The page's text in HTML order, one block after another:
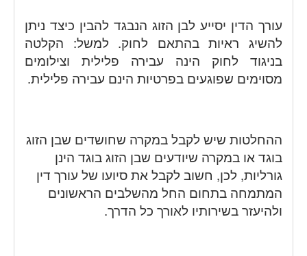
עורך הדין יסייע לבן הזוג הנבגד להבין כיצד ניתן
להשיג ראיות בהתאם לחוק. למשל: הקלטה
בניגוד לחוק הינה עבירה פלילית וצילומים
מסוימים שפוגעים בפרטיות הינם עבירה פלילית.
ההחלטות שיש לקבל במקרה שחושדים שבן הזוג
בוגד או במקרה שיודעים שבן הזוג בוגד הינן
גורליות, לכן, חשוב לקבל את סיועו של עורך דין
המתמחה בתחום החל מהשלבים הראשונים
ולהיעזר בשירותיו לאורך כל הדרך.